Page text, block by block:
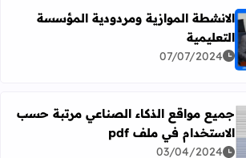
عن الانشطة الموازية ومردودية المؤسسة
الانشطة الموازية ومردودية المؤسسة
التعليمية
07/07/2024
جميع مواقع الذكاء الصناعي مرتبة حسب
الاستخدام في ملف pdf
03/04/2024